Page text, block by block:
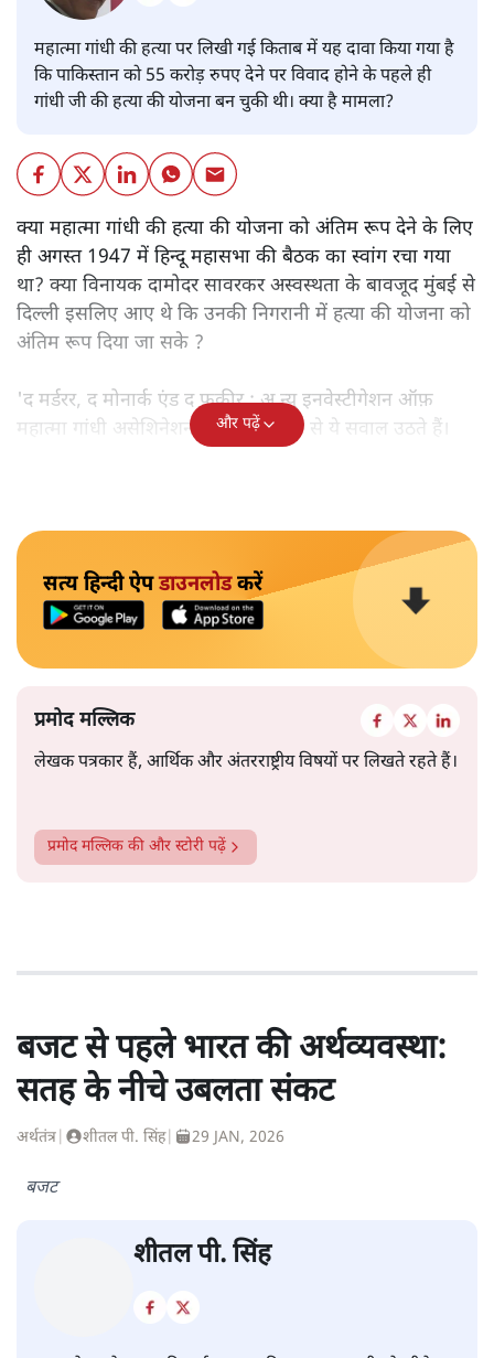
महात्मा गांधी की हत्या पर लिखी गई किताब में यह दावा किया गया है
कि पाकिस्तान को 55 करोड़ रुपए देने पर विवाद होने के पहले ही
गांधी जी की हत्या की योजना बन चुकी थी। क्या है मामला?
क्या महात्मा गांधी की हत्या की योजना को अंतिम रूप देने के लिए
ही अगस्त 1947 में हिन्दू महासभा की बैठक का स्वांग रचा गया
था? क्या विनायक दामोदर सावरकर अस्वस्थता के बावजूद मुंबई से
दिल्ली इसलिए आए थे कि उनकी निगरानी में हत्या की योजना को
अंतिम रूप दिया जा सके ?
'द मर्डरर, द मोनार्क एंड द फ़कीर : अ न्यू इनवेस्टीगेशन ऑफ़
महात्मा गांधी असेशिनेशन' नामक किताब से ये सवाल उठते हैं।
और पढ़ें
सत्य हिन्दी ऐपडाउनलोडकरें
प्रमोद मल्लिक
लेखक पत्रकार हैं, आर्थिक और अंतरराष्ट्रीय विषयों पर लिखते रहते हैं।
प्रमोद मल्लिक की और स्टोरी पढ़ें
बजट से पहले भारत की अर्थव्यवस्था:
सतह के नीचे उबलता संकट
अर्थतंत्र शीतल पी. सिंह| 29 JAN, 2026